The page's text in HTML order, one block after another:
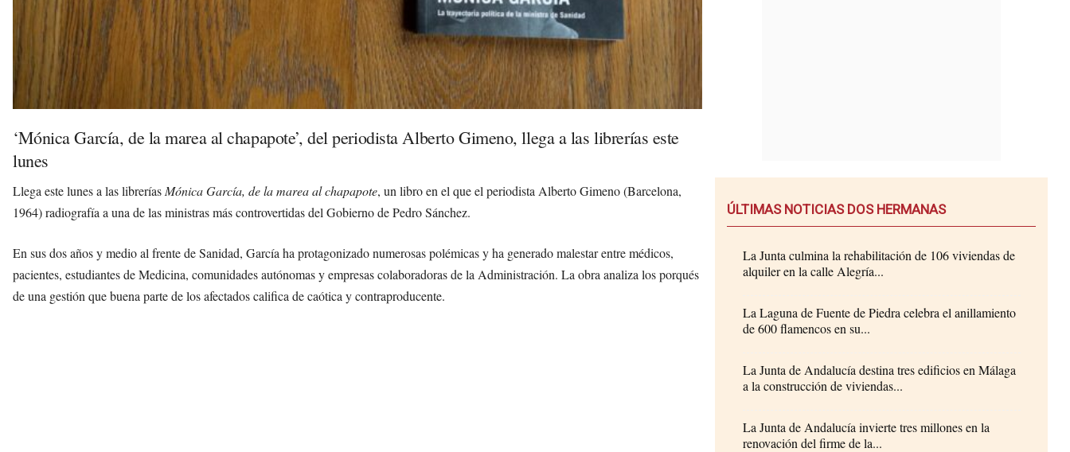
‘Mónica García, de la marea al chapapote’, del periodista Alberto Gimeno, llega a las librerías este
lunes
Llega este lunes a las librerías Mónica García, de la marea al chapapote, un libro en el que el periodista Alberto Gimeno (Barcelona,
1964) radiografía a una de las ministras más controvertidas del Gobierno de Pedro Sánchez.
En sus dos años y medio al frente de Sanidad, García ha protagonizado numerosas polémicas y ha generado malestar entre médicos,
pacientes, estudiantes de Medicina, comunidades autónomas y empresas colaboradoras de la Administración. La obra analiza los porqués
de una gestión que buena parte de los afectados califica de caótica y contraproducente.
ÚLTIMAS NOTICIAS DOS HERMANAS
La Junta culmina la rehabilitación de 106 viviendas de
alquiler en la calle Alegría...
La Laguna de Fuente de Piedra celebra el anillamiento
de 600 flamencos en su...
La Junta de Andalucía destina tres edificios en Málaga
a la construcción de viviendas...
La Junta de Andalucía invierte tres millones en la
renovación del firme de la...